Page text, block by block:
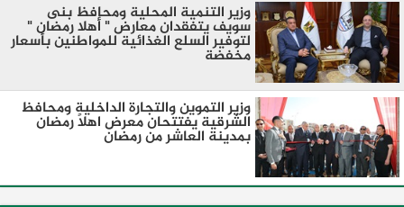
وزير التنمية المحلية ومحافظ بنى
سويف يتفقدان معارض " أهلا رمضان "
لتوفير السلع الغذائية للمواطنين بأسعار
مخفضة
وزير التموين والتجارة الداخلية ومحافظ
الشرقية يفتتحان معرض اهلاً رمضان
بمدينة العاشر من رمضان